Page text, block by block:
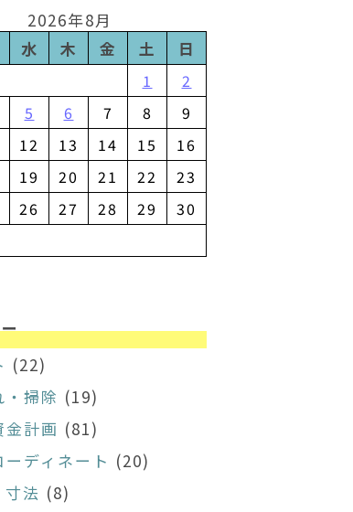
2026年8月
水 木 金 土 日
1
2
5 6 7 8
9
12 13 14 15
16
19 20 21 22
23
26 27 28 29
30
(22)
・掃除 (19)
金計画 (81)
ーディネート (20)
法 (8)